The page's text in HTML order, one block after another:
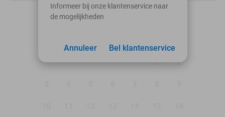
augustus 2026
1 2
Informeer bij onze klantenservice naar
de mogelijkheden
Bel klantenservice
Annuleer